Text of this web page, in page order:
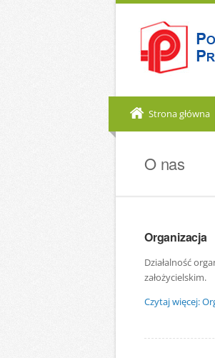
Strona główna
O nas
Organizacja
Działalność
założycielskim.
Czytaj więcej: